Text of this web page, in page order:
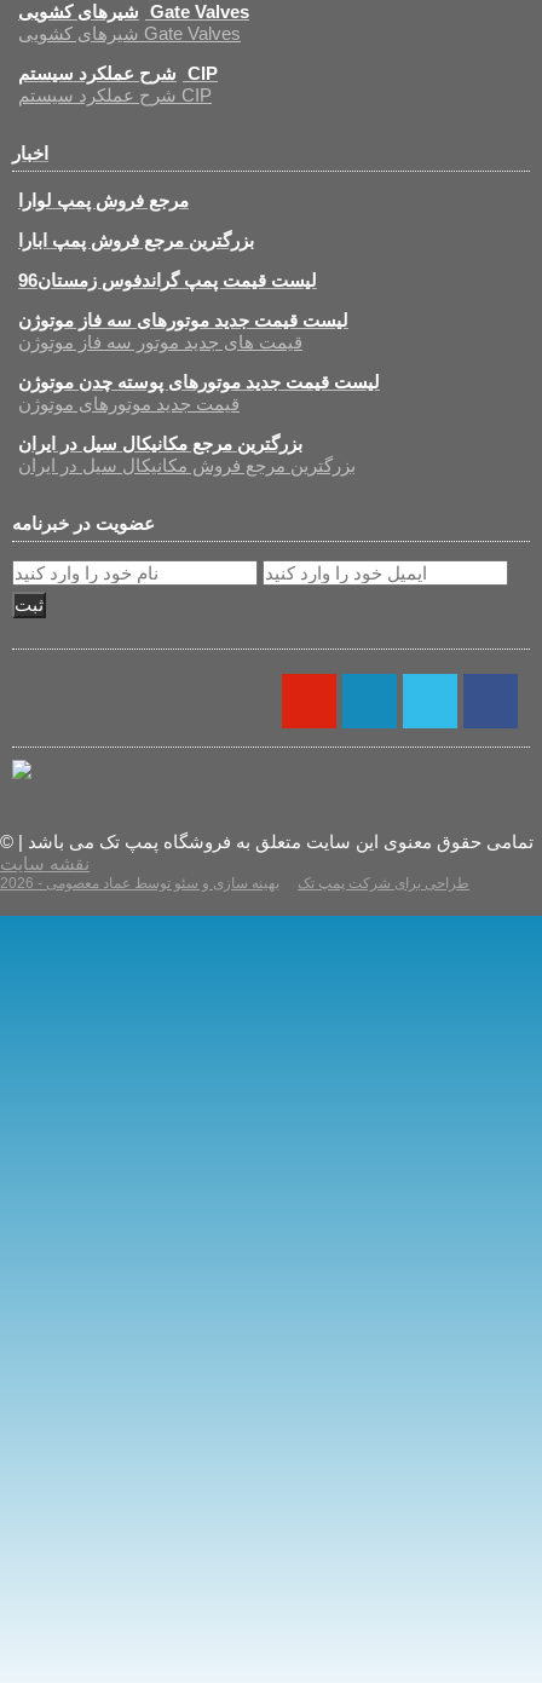
شیرهای کشویی Gate Valves
شیرهای کشویی Gate Valves
شرح عملکرد سیستم CIP
شرح عملکرد سیستم CIP
اخبار
مرجع فروش پمپ لوارا
بزرگترین مرجع فروش پمپ ابارا
لیست قیمت پمپ گراندفوس زمستان96
لیست قیمت جدید موتورهای سه فاز موتوژن
قیمت های جدید موتور سه فاز موتوژن
لیست قیمت جدید موتورهای پوسته چدن موتوژن
قیمت جدید موتورهای موتوژن
بزرگترین مرجع مکانیکال سیل در ایران
بزرگترین مرجع فروش مکانیکال سیل در ایران
عضویت در خبرنامه
ثبت
© تمامی حقوق معنوی این سایت متعلق به فروشگاه پمپ تک می باشد |
نقشه سایت
2026 - طراحی برای شرکت پمپ تک بهینه سازی و سئو توسط عماد معصومی